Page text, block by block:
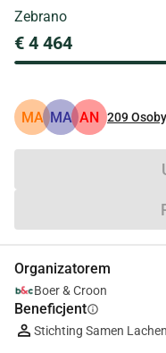
Zebrano
€ 4 464
MA MA AN 209
Organizatorem
Boer & Croon
Beneficjentinfo
Stichting Samen Lachen